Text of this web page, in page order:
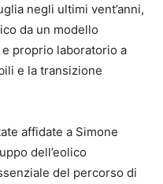
negli ultimi vent’anni,
da un modello
proprio laboratorio a
e la transizione
affidate a Simone
dell’eolico
del percorso di